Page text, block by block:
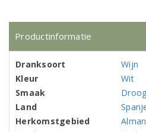
Productinformatie
Dranksoort
Wijn
Kleur
Wit
Smaak
Droog
Land
Herkomstgebied